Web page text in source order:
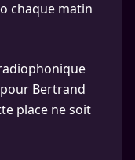
chaque matin
Bertrand
place ne soit